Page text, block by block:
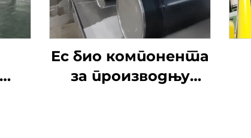
Ес био компонента
за производњу